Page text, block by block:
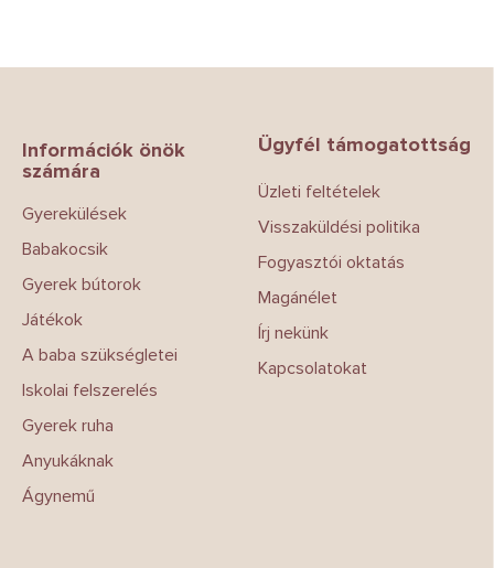
Információk önök
számára
Gyerekülések
Babakocsik
Gyerek bútorok
Játékok
A baba szükségletei
Iskolai felszerelés
Gyerek ruha
Anyukáknak
Ágynemű
Ügyfél támogatottság
Üzleti feltételek
Visszaküldési politika
Fogyasztói oktatás
Magánélet
Írj nekünk
Kapcsolatokat